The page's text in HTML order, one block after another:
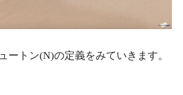
ートン(N)の定義をみていきます。